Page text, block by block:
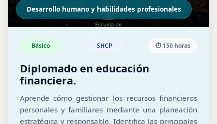
Desarrollo humano y habilidades profesionales
Básico SHCP ⏱️ 150 horas
Diplomado en educación
financiera.
Aprende cómo gestionar los recursos financieros
personales y familiares mediante una planeación
estratégica y responsable. Identifica las principales